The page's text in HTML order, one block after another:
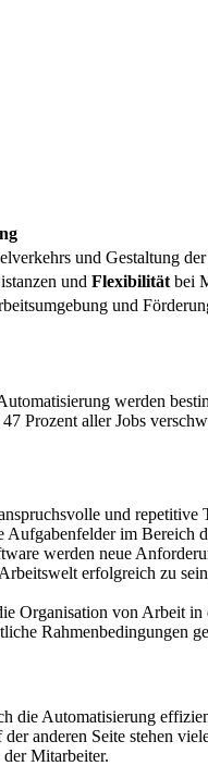
und Gestaltung
und Flexibilität bei
und
werden
Prozent aller Jobs
und
im Bereich
werden neue
erfolgreich zu
von Arbeit
Rahmenbedingungen
die Automatisierung
anderen Seite stehen
Mitarbeiter.